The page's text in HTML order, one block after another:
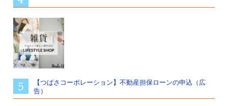
【つばさコーポレーション】不動産担保ローンの申込（広
告）